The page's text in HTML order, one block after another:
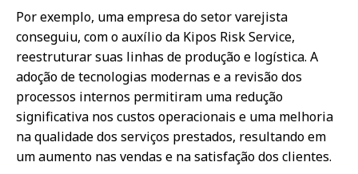
Por exemplo, uma empresa do setor varejista
conseguiu, com o auxílio da Kipos Risk Service,
reestruturar suas linhas de produção e logística. A
adoção de tecnologias modernas e a revisão dos
processos internos permitiram uma redução
significativa nos custos operacionais e uma melhoria
na qualidade dos serviços prestados, resultando em
um aumento nas vendas e na satisfação dos clientes.